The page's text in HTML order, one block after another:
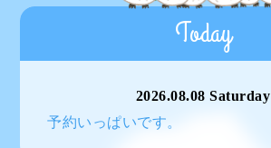
Today
2026.08.08 Saturday
予約いっぱいです。